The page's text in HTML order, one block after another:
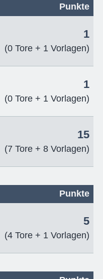
Punkte
1
(0 Tore + 1 Vorlagen)
1
(0 Tore + 1 Vorlagen)
15
(7 Tore + 8 Vorlagen)
Punkte
5
(4 Tore + 1 Vorlagen)